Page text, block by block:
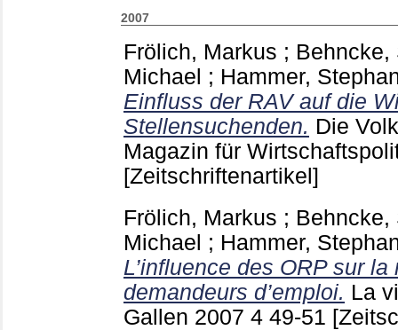
2007
Frölich, Markus ; Behncke,
Michael ; Hammer,
Einfluss der RAV auf die
Stellensuchenden. Die
Magazin für
[Zeitschriftenartikel]
Frölich, Markus ; Behncke,
Michael ; Hammer,
L’influence des ORP sur
demandeurs d’emploi. La
Gallen 2007 4 49-51